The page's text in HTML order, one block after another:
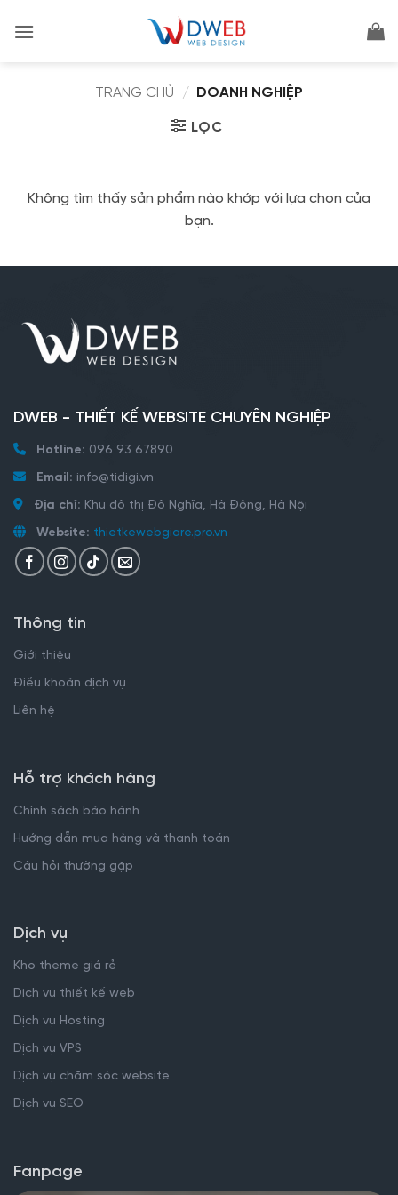
qua
TRANG CHỦ
/ DOANH NGHIỆP
LỌC
Không tìm thấy sản phẩm nào khớp với lựa chọn của
bạn.
DWEB - THIẾT KẾ WEBSITE CHUYÊN NGHIỆP
Hotline: 096 93 67890
Email: info@tidigi.vn
Địa chỉ: Khu đô thị Đô Nghĩa, Hà Đông, Hà Nội
Website: thietkewebgiare.pro.vn
Thông tin
Giới thiệu
Điều khoản dịch vụ
Liên hệ
Hỗ trợ khách hàng
Chính sách bảo hành
Hướng dẫn mua hàng và thanh toán
Câu hỏi thường gặp
Dịch vụ
Kho theme giá rẻ
Dịch vụ thiết kế web
Dịch vụ Hosting
Dịch vụ VPS
Dịch vụ chăm sóc website
Dịch vụ SEO
Fanpage